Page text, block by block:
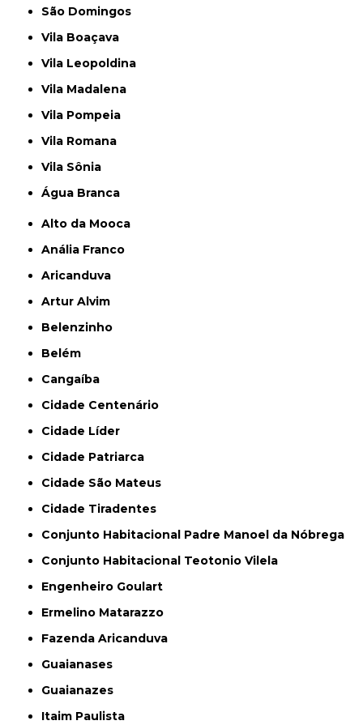
São Domingos
Vila Boaçava
Vila Leopoldina
Vila Madalena
Vila Pompeia
Vila Romana
Vila Sônia
Água Branca
Alto da Mooca
Anália Franco
Aricanduva
Artur Alvim
Belenzinho
Belém
Cangaíba
Cidade Centenário
Cidade Líder
Cidade Patriarca
Cidade São Mateus
Cidade Tiradentes
Conjunto Habitacional Padre Manoel da Nóbrega
Conjunto Habitacional Teotonio Vilela
Engenheiro Goulart
Ermelino Matarazzo
Fazenda Aricanduva
Guaianases
Guaianazes
Itaim Paulista